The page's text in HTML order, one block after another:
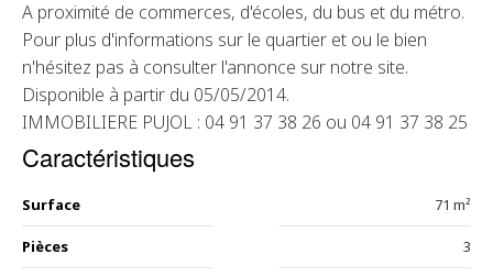
A proximité de commerces, d'écoles, du bus et du métro.
Pour plus d'informations sur le quartier et ou le bien
n'hésitez pas à consulter l'annonce sur notre site.
Disponible à partir du 05/05/2014.
IMMOBILIERE PUJOL : 04 91 37 38 26 ou 04 91 37 38 25
Caractéristiques
Surface 71 m²
Pièces 3